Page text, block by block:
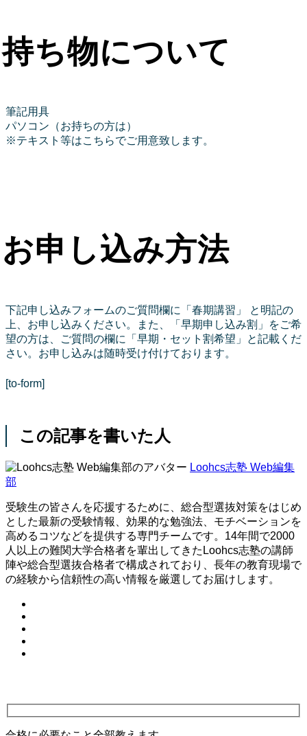
持ち物について
筆記用具
パソコン（お持ちの方は）
※テキスト等はこちらでご用意致します。
お申し込み方法
下記申し込みフォームのご質問欄に「春期講習」 と明記の
上、お申し込みください。また、「早期申し込み割」をご希
望の方は、ご質問の欄に「早期・セット割希望」と記載くだ
さい。お申し込みは随時受け付けております。
[to-form]
この記事を書いた人
Loohcs志塾 Web編集
部
受験生の皆さんを応援するために、総合型選抜対策をはじめ
とした最新の受験情報、効果的な勉強法、モチベーションを
高めるコツなどを提供する専門チームです。14年間で2000
人以上の難関大学合格者を輩出してきたLoohcs志塾の講師
陣や総合型選抜合格者で構成されており、長年の教育現場で
の経験から信頼性の高い情報を厳選してお届けします。